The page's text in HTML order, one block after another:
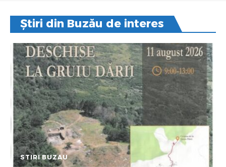
Știri din Buzău de interes
STIRI BUZAU